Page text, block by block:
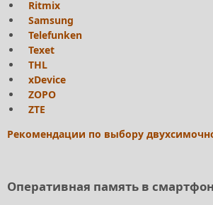
Ritmix
Samsung
Telefunken
Texet
THL
xDevice
ZOPO
ZTE
Рекомендации по выбору
Оперативная память в